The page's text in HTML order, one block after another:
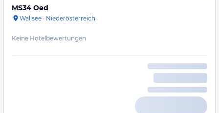
MS34 Oed
Wallsee · Niederösterreich
Keine Hotelbewertungen